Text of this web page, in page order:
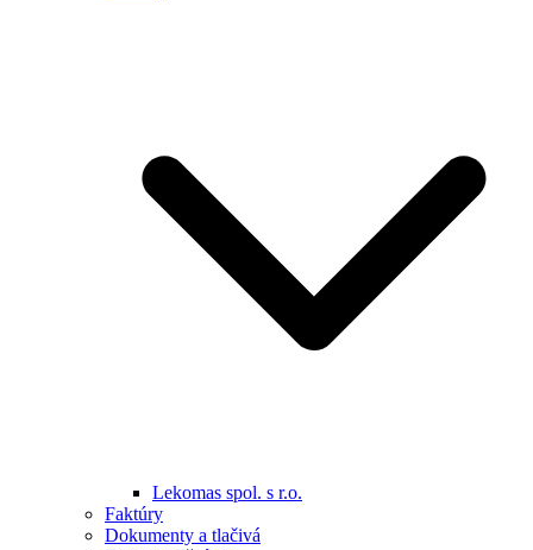
Lekomas spol. s r.o.
Faktúry
Dokumenty a tlačivá